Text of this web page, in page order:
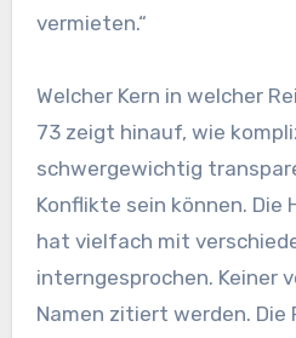
vermieten.“
Welcher Kern in welcher
73 zeigt hinauf, wie
schwergewichtig
Konflikte sein können. Die
hat vielfach mit
interngesprochen. Keiner
Namen zitiert werden. Die